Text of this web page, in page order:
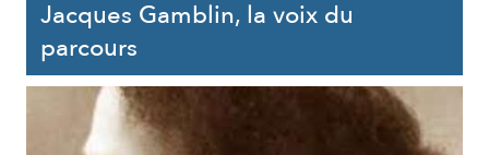
Jacques Gamblin, la voix du
parcours